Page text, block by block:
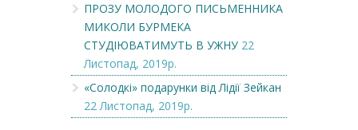
ПРОЗУ МОЛОДОГО ПИСЬМЕННИКА
МИКОЛИ БУРМЕКА
СТУДІЮВАТИМУТЬ В УЖНУ 22
Листопад, 2019р.
«Солодкі» подарунки від Лідії Зейкан
22 Листопад, 2019р.